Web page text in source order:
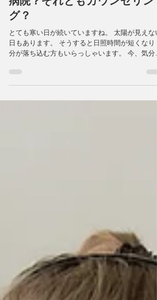
病院？それともカウンセリン
グ？
とても寒い日が続いていますね。 太陽が見えない
分が落ち込む方もいらっしゃいます。 今、気分が
落ち込んで上がれない日々が続く なかなか寝付け